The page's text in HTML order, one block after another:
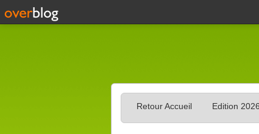
Retour Accueil Edition 2026